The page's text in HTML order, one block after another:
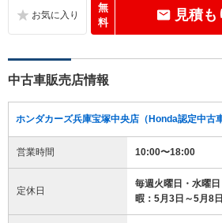
無
料
見積
中古車販売店情報
ホンダカーズ兵庫宝塚中央店（Honda認定中古
営業時間 10:00〜18:00
定休日
毎週火曜日・水曜
暇：5月3日～5月8